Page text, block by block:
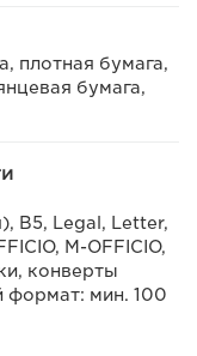
плотная бумага,
бумага,
B5, Legal, Letter,
M-OFFICIO,
конверты
формат: мин. 100